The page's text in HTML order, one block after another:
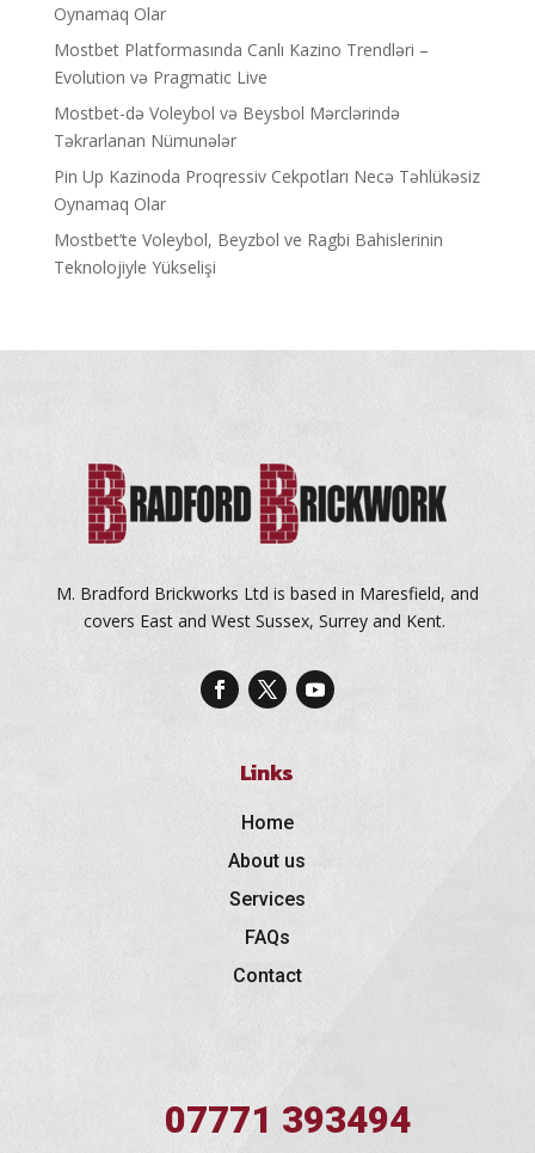
Oynamaq Olar
Mostbet Platformasında Canlı Kazino Trendləri –
Evolution və Pragmatic Live
Mostbet-də Voleybol və Beysbol Mərclərində
Təkrarlanan Nümunələr
Pin Up Kazinoda Proqressiv Cekpotları Necə Təhlükəsiz
Oynamaq Olar
Mostbet’te Voleybol, Beyzbol ve Ragbi Bahislerinin
Teknolojiyle Yükselişi
M. Bradford Brickworks Ltd is based in Maresfield, and
covers East and West Sussex, Surrey and Kent.
Links
Home
About us
Services
FAQs
Contact
07771 393494